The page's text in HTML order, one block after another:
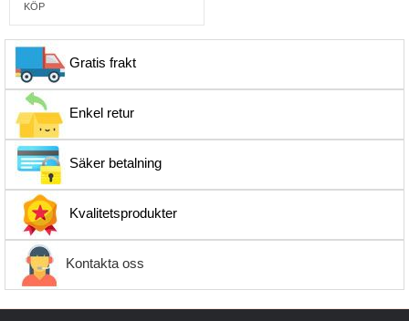
KÖP
Gratis frakt
Enkel retur
Säker betalning
Kvalitetsprodukter
Kontakta oss